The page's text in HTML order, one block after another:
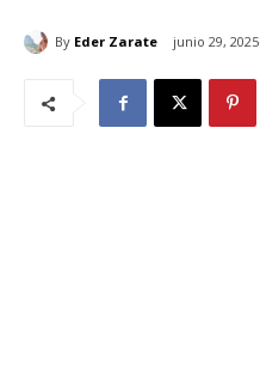
By Eder Zarate junio 29, 2025